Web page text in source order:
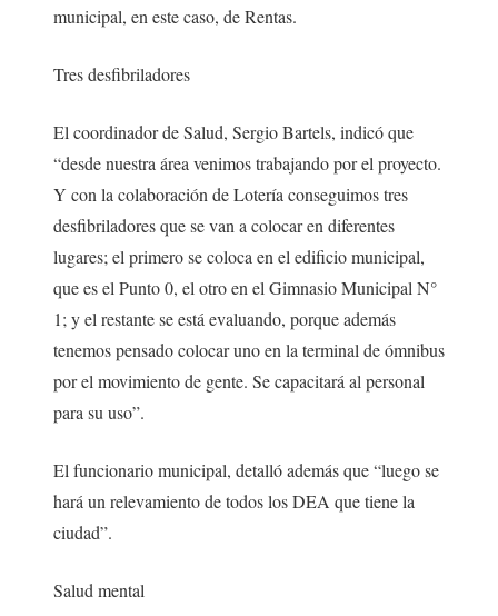
municipal, en este caso, de Rentas.
Tres desfibriladores
El coordinador de Salud, Sergio Bartels, indicó que
“desde nuestra área venimos trabajando por el proyecto.
Y con la colaboración de Lotería conseguimos tres
desfibriladores que se van a colocar en diferentes
lugares; el primero se coloca en el edificio municipal,
que es el Punto 0, el otro en el Gimnasio Municipal N°
1; y el restante se está evaluando, porque además
tenemos pensado colocar uno en la terminal de ómnibus
por el movimiento de gente. Se capacitará al personal
para su uso”.
El funcionario municipal, detalló además que “luego se
hará un relevamiento de todos los DEA que tiene la
ciudad”.
Salud mental